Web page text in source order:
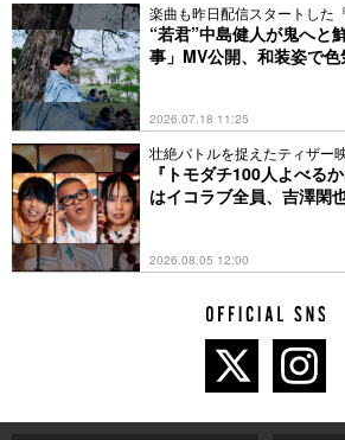
楽曲も昨日配信スタートした
マ
“若君”中島健人が鬼へと
事」MV公開、和装姿で
2026.07.18 11:25
壮絶バトルを捉えたティザー
『トモダチ100人よべる
はイコラブ全員、吉澤閑
2026.08.05 12:00